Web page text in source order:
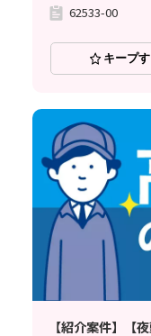
62533-00
キープ
【紹介案件】【